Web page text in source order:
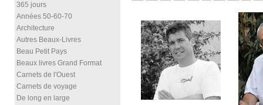
365 jours
Années 50-60-70
Architecture
Autres Beaux-Livres
Beau Petit Pays
Beaux livres Grand Format
Carnets de l'Ouest
Carnets de voyage
De long en large